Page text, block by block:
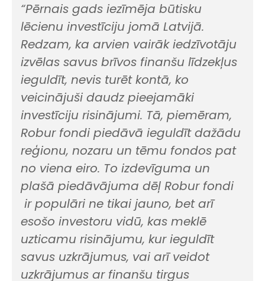
“Pērnais gads iezīmēja būtisku
lēcienu investīciju jomā Latvijā.
Redzam, ka arvien vairāk iedzīvotāju
izvēlas savus brīvos finanšu līdzekļus
ieguldīt, nevis turēt kontā, ko
veicinājuši daudz pieejamāki
investīciju risinājumi. Tā, piemēram,
Robur fondi piedāvā ieguldīt dažādu
reģionu, nozaru un tēmu fondos pat
no viena eiro. To izdevīguma un
plašā piedāvājuma dēļ Robur fondi
ir populāri ne tikai jauno, bet arī
esošo investoru vidū, kas meklē
uzticamu risinājumu, kur ieguldīt
savus uzkrājumus, vai arī veidot
uzkrājumus ar finanšu tirgus